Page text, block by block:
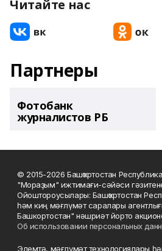
Читайте нас
Партнеры
Фотобанк
журналистов РБ
© 2015-2026 Башҡортостан
"Мораҙым" ижтимағи-сәйәси
Ойоштороусылары: Башҡортостан
һәм киң мәғлүмәт саралары
Башкортостан" нәшриәт йорто
Об использовании персональных
Элемтә, мәғлүмәт технологиялары